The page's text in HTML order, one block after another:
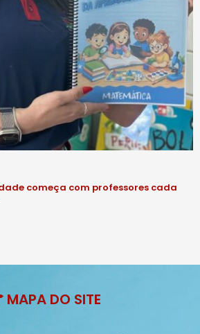
começa com professores cada
MAPA DO SITE